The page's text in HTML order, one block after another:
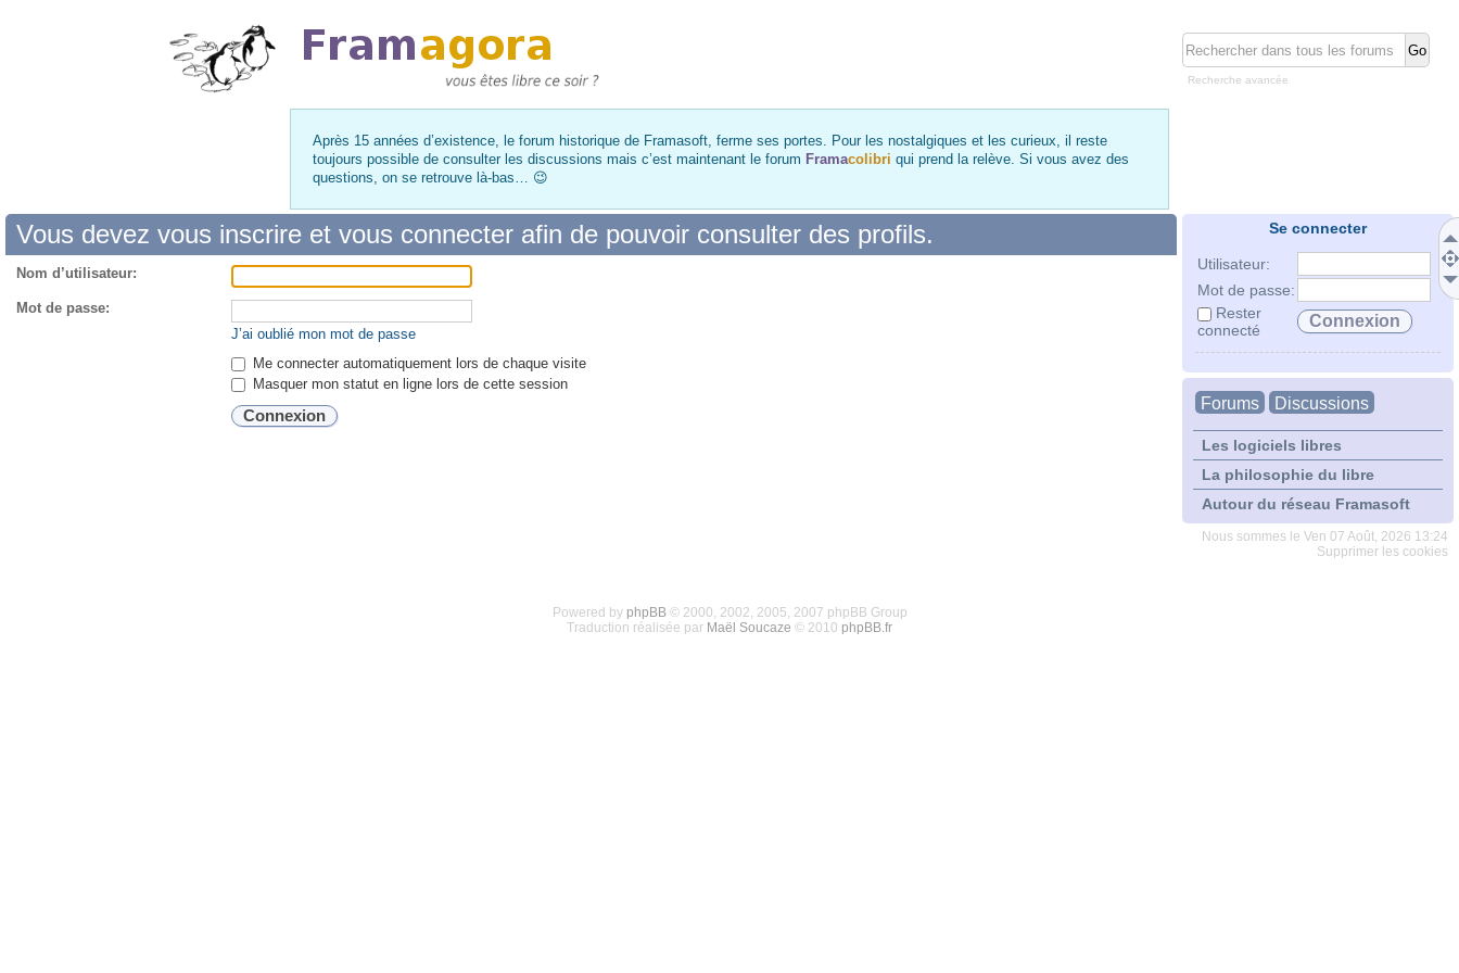
Recherche avancée
Après 15 années d’existence, le forum historique de Framasoft, ferme ses portes. Pour les nostalgiques et les curieux, il reste
toujours possible de consulter les discussions mais c’est maintenant le forum Framacolibri qui prend la relève. Si vous avez des
questions, on se retrouve là-bas… 😉
Se connecter
Utilisateur:
Mot de passe:
Rester
connecté
Forums Discussions
Les logiciels libres
La philosophie du libre
Autour du réseau Framasoft
Nous sommes le Ven 07 Août, 2026 13:24
Supprimer les cookies
Vous devez vous inscrire et vous connecter afin de pouvoir consulter des profils.
Nom d’utilisateur:
Mot de passe:
J’ai oublié mon mot de passe
Me connecter automatiquement lors de chaque visite
Masquer mon statut en ligne lors de cette session
Powered by phpBB© 2000, 2002, 2005, 2007 phpBB Group
Traduction réalisée par Maël Soucaze © 2010 phpBB.fr